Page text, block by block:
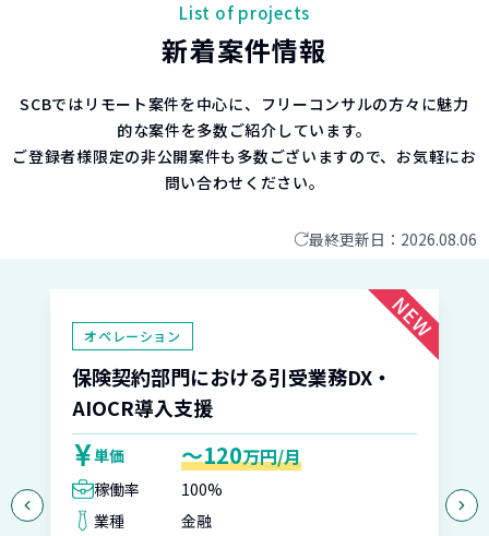
List of projects
新着案件情報
SCBではリモート案件を中心に、フリーコンサルの方々に魅力
的な案件を多数ご紹介しています。
ご登録者様限定の非公開案件も多数ございますので、お気軽にお
問い合わせください。
最終更新日： 2026.08.06
オペレーション
保険契約部門における引受業務DX・
AIOCR導入支援
単価 〜120万円/月
稼働率
100%
業種
金融